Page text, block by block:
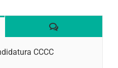
Comentaris
CCCC